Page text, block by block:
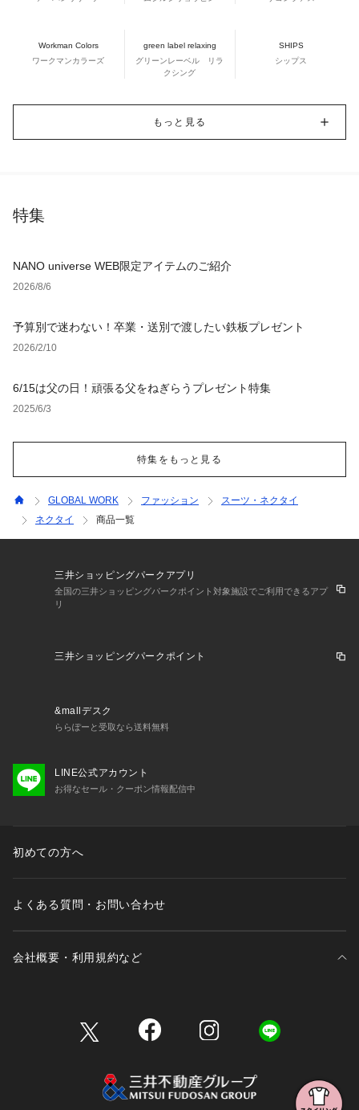
Workman Colors
ワークマンカラーズ
green label relaxing
グリーンレーベル リラ
クシング
SHIPS
シップス
もっと見る
特集
NANO universe WEB限定アイテムのご紹介
2026/8/6
予算別で迷わない！卒業・送別で渡したい鉄板プレゼント
2026/2/10
6/15は父の日！頑張る父をねぎらうプレゼント特集
2025/6/3
特集をもっと見る
GLOBAL WORK ファッション
スーツ・ネクタイ
ネクタイ
商品一覧
三井ショッピングパークアプリ
全国の三井ショッピングパークポイント対象施設でご利用できるアプ
リ
三井ショッピングパークポイント
&mallデスク
ららぽーと受取なら送料無料
LINE公式アカウント
お得なセール・クーポン情報配信中
初めての方へ
よくある質問・お問い合わせ
会社概要・利用規約など